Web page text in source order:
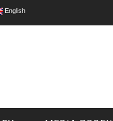
English